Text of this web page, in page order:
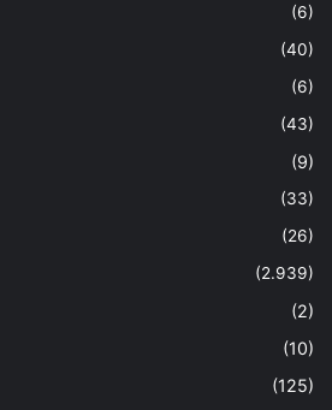
(6)
(40)
(6)
(43)
(9)
(33)
(26)
(2.939)
(2)
(10)
(125)